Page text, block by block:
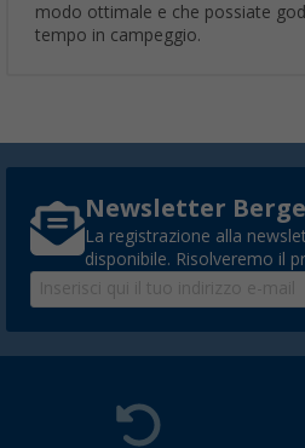
modo ottimale e che possiate
tempo in campeggio.
Newsletter
La registrazione alla
disponibile. Risolveremo il